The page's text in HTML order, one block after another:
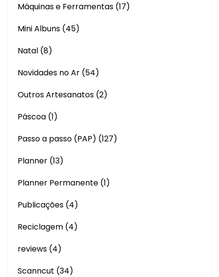
Máquinas e Ferramentas (17)
Mini Albuns (45)
Natal (8)
Novidades no Ar (54)
Outros Artesanatos (2)
Páscoa (1)
Passo a passo (PAP) (127)
Planner (13)
Planner Permanente (1)
Publicações (4)
Reciclagem (4)
reviews (4)
Scanncut (34)